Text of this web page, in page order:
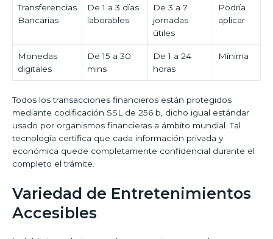
Transferencias
Bancarias
De 1 a 3 días
laborables
De 3 a 7
jornadas
útiles
Podría
aplicar
Monedas
digitales
De 15 a 30
mins
De 1 a 24
horas
Mínima
Todos los transacciones financieros están protegidos
mediante codificación SSL de 256 b, dicho igual estándar
usado por organismos financieras a ámbito mundial. Tal
tecnología certifica que cada información privada y
económica quede completamente confidencial durante el
completo el trámite.
Variedad de Entretenimientos
Accesibles